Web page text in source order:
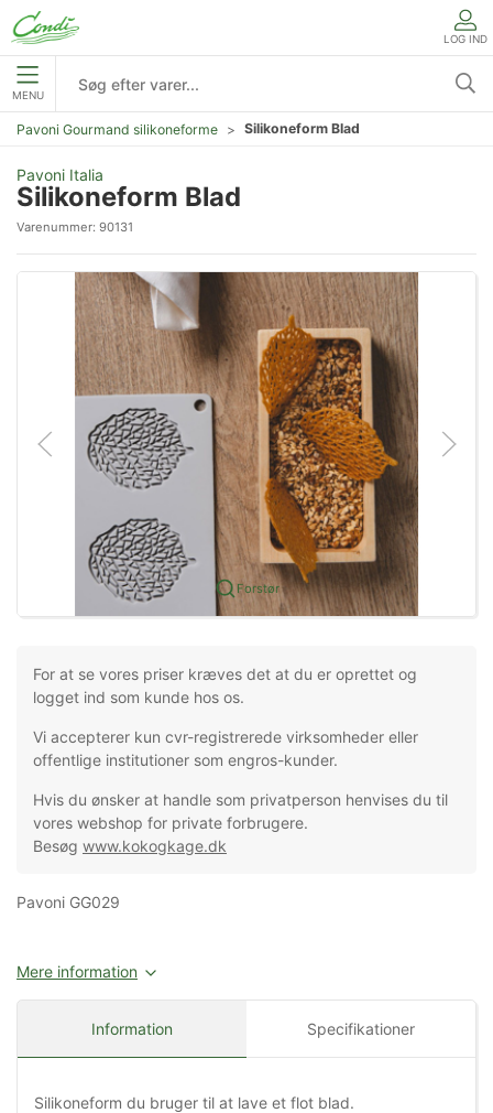
LOG IND
MENU
Pavoni Gourmand silikoneforme Silikoneform Blad
Pavoni Italia
Silikoneform Blad
Varenummer: 90131
Forstør
For at se vores priser kræves det at du er oprettet og
logget ind som kunde hos os.
Vi accepterer kun cvr-registrerede virksomheder eller
offentlige institutioner som engros-kunder.
Hvis du ønsker at handle som privatperson henvises du til
vores webshop for private forbrugere.
Besøg www.kokogkage.dk
Pavoni GG029
Mere information
Information Specifikationer
Silikoneform du bruger til at lave et flot blad.